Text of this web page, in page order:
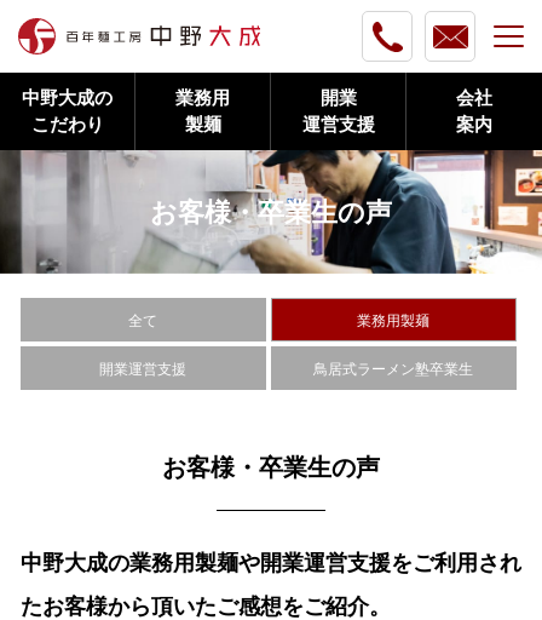
中野大成の
こだわり
業務用
製麺
開業
運営支援
会社
案内
お客様・卒業生の声
全て 業務用製麺
開業運営支援 鳥居式ラーメン塾卒業生
お客様・卒業生の声
中野大成の業務用製麺や開業運営支援をご利用され
たお客様から頂いたご感想をご紹介。